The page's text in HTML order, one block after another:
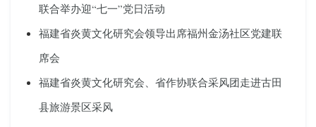
联合举办迎“七一”党日活动
福建省炎黄文化研究会领导出席福州金汤社区党建联
席会
福建省炎黄文化研究会、省作协联合采风团走进古田
县旅游景区采风